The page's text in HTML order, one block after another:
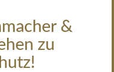
&
zu